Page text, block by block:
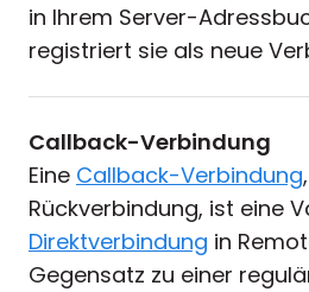
in Ihrem Server-
registriert sie als neue
Callback-Verbindung
Eine Callback-Verbindung
Rückverbindung, ist eine
Direktverbindung in
Gegensatz zu einer